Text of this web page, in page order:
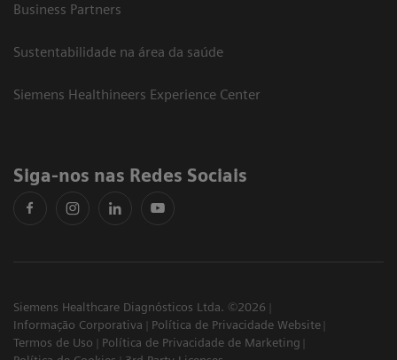
Business Partners
Sustentabilidade na área da saúde
Siemens Healthineers Experience Center
Siga-nos nas Redes Sociais
Siemens Healthcare Diagnósticos Ltda. ©2026
Informação Corporativa
Política de Privacidade Website
Termos de Uso
Política de Privacidade de Marketing